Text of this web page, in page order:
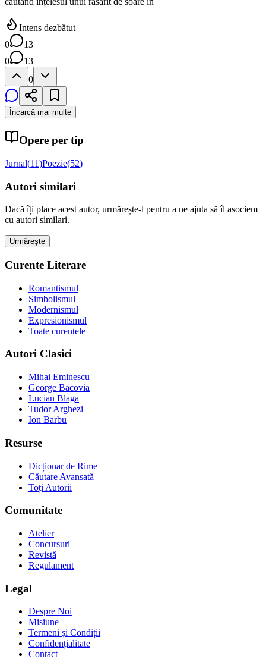
Intens dezbătut
0
13
0
13
0
Încarcă mai multe
Opere per tip
Jurnal(11)Poezie(52)
Autori similari
Dacă îți place acest autor, urmărește-l pentru a ne ajuta să îl asociem
cu autori similari.
Urmărește
Curente Literare
Romantismul
Simbolismul
Modernismul
Expresionismul
Toate curentele
Autori Clasici
Mihai Eminescu
George Bacovia
Lucian Blaga
Tudor Arghezi
Ion Barbu
Resurse
Dicționar de Rime
Căutare Avansată
Toți Autorii
Comunitate
Atelier
Concursuri
Revistă
Regulament
Legal
Despre Noi
Misiune
Termeni și Condiții
Confidențialitate
Contact